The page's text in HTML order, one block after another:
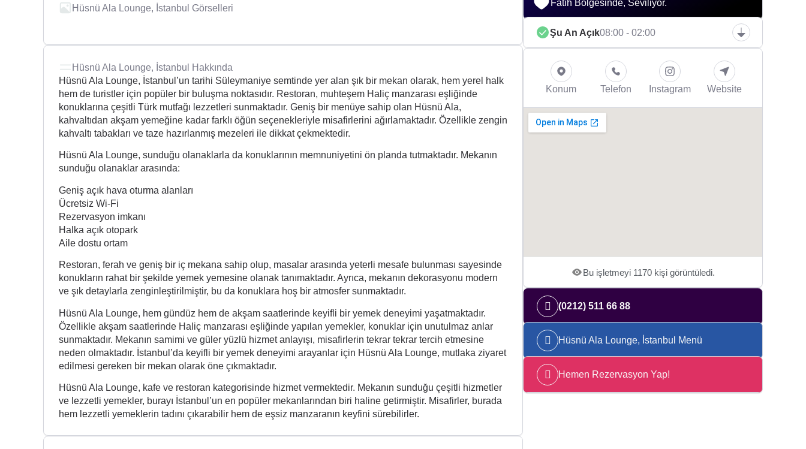
Hüsnü Ala Lounge, İstanbul Görselleri
Hüsnü Ala Lounge, İstanbul Hakkında
Hüsnü Ala Lounge, İstanbul’un tarihi Süleymaniye semtinde yer alan şık bir mekan olarak, hem yerel halk
hem de turistler için popüler bir buluşma noktasıdır. Restoran, muhteşem Haliç manzarası eşliğinde
konuklarına çeşitli Türk mutfağı lezzetleri sunmaktadır. Geniş bir menüye sahip olan Hüsnü Ala,
kahvaltıdan akşam yemeğine kadar farklı öğün seçenekleriyle misafirlerini ağırlamaktadır. Özellikle zengin
kahvaltı tabakları ve taze hazırlanmış mezeleri ile dikkat çekmektedir.
Hüsnü Ala Lounge, sunduğu olanaklarla da konuklarının memnuniyetini ön planda tutmaktadır. Mekanın
sunduğu olanaklar arasında:
Geniş açık hava oturma alanları
Ücretsiz Wi-Fi
Rezervasyon imkanı
Halka açık otopark
Aile dostu ortam
Restoran, ferah ve geniş bir iç mekana sahip olup, masalar arasında yeterli mesafe bulunması sayesinde
konukların rahat bir şekilde yemek yemesine olanak tanımaktadır. Ayrıca, mekanın dekorasyonu modern
ve şık detaylarla zenginleştirilmiştir, bu da konuklara hoş bir atmosfer sunmaktadır.
Hüsnü Ala Lounge, hem gündüz hem de akşam saatlerinde keyifli bir yemek deneyimi yaşatmaktadır.
Özellikle akşam saatlerinde Haliç manzarası eşliğinde yapılan yemekler, konuklar için unutulmaz anlar
sunmaktadır. Mekanın samimi ve güler yüzlü hizmet anlayışı, misafirlerin tekrar tekrar tercih etmesine
neden olmaktadır. İstanbul’da keyifli bir yemek deneyimi arayanlar için Hüsnü Ala Lounge, mutlaka ziyaret
edilmesi gereken bir mekan olarak öne çıkmaktadır.
Hüsnü Ala Lounge, kafe ve restoran kategorisinde hizmet vermektedir. Mekanın sunduğu çeşitli hizmetler
ve lezzetli yemekler, burayı İstanbul’un en popüler mekanlarından biri haline getirmiştir. Misafirler, burada
hem lezzetli yemeklerin tadını çıkarabilir hem de eşsiz manzaranın keyfini sürebilirler.
Fatih Bölgesinde, Seviliyor.
Şu An Açık08:00 - 02:00
Konum Telefon Instagram Website
Bu işletmeyi 1170 kişi görüntüledi.
(0212) 511 66 88
Hüsnü Ala Lounge, İstanbul Menü
Hemen Rezervasyon Yap!